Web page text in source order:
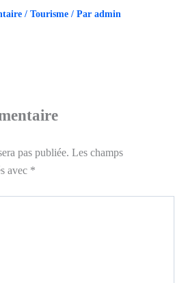
/ Tourisme / Par admin
pas publiée. Les champs
avec *